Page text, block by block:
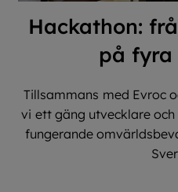
Hackathon:
på
Tillsammans med Evroc
vi ett gäng utvecklare
fungerande